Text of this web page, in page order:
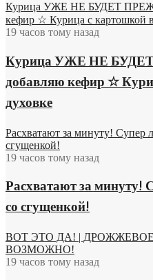
Курица УЖЕ НЕ БУДЕТ
кефир ☆ Курица с картошкой
19 часов тому назад
Курица УЖЕ НЕ
добавляю кефир ☆
духовке
Расхватают за минуту!
сгущенкой!
19 часов тому назад
Расхватают за
со сгущенкой!
ВОТ ЭТО ДА! |
ВОЗМОЖНО!
19 часов тому назад